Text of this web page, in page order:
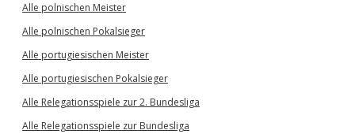
Alle polnischen Meister
Alle polnischen Pokalsieger
Alle portugiesischen Meister
Alle portugiesischen Pokalsieger
Alle Relegationsspiele zur 2. Bundesliga
Alle Relegationsspiele zur Bundesliga